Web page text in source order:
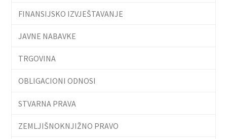
FINANSIJSKO IZVJEŠTAVANJE
JAVNE NABAVKE
TRGOVINA
OBLIGACIONI ODNOSI
STVARNA PRAVA
ZEMLJIŠNOKNJIŽNO PRAVO